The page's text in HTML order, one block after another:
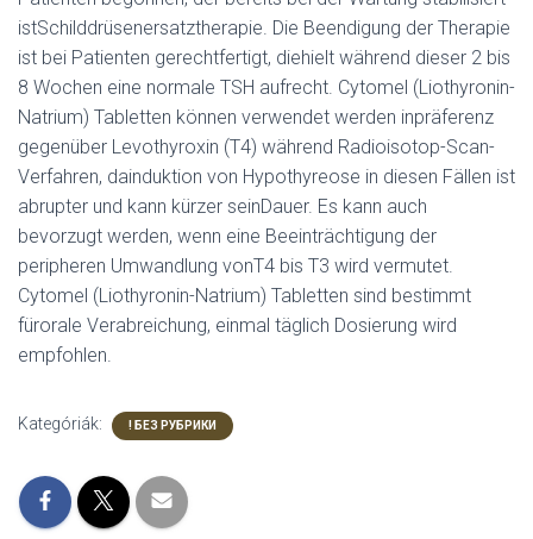
istSchilddrüsenersatztherapie. Die Beendigung der Therapie
ist bei Patienten gerechtfertigt, diehielt während dieser 2 bis
8 Wochen eine normale TSH aufrecht. Cytomel (Liothyronin-
Natrium) Tabletten können verwendet werden inpräferenz
gegenüber Levothyroxin (T4) während Radioisotop-Scan-
Verfahren, dainduktion von Hypothyreose in diesen Fällen ist
abrupter und kann kürzer seinDauer. Es kann auch
bevorzugt werden, wenn eine Beeinträchtigung der
peripheren Umwandlung vonT4 bis T3 wird vermutet.
Cytomel (Liothyronin-Natrium) Tabletten sind bestimmt
fürorale Verabreichung, einmal täglich Dosierung wird
empfohlen.
Kategóriák: ! БЕЗ РУБРИКИ